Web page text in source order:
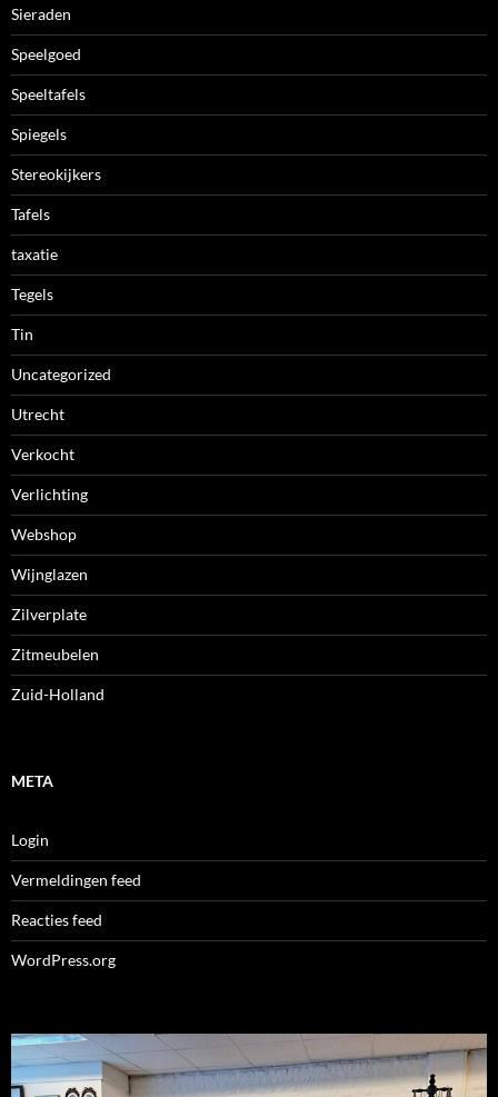
Sieraden
Speelgoed
Speeltafels
Spiegels
Stereokijkers
Tafels
taxatie
Tegels
Tin
Uncategorized
Utrecht
Verkocht
Verlichting
Webshop
Wijnglazen
Zilverplate
Zitmeubelen
Zuid-Holland
META
Login
Vermeldingen feed
Reacties feed
WordPress.org